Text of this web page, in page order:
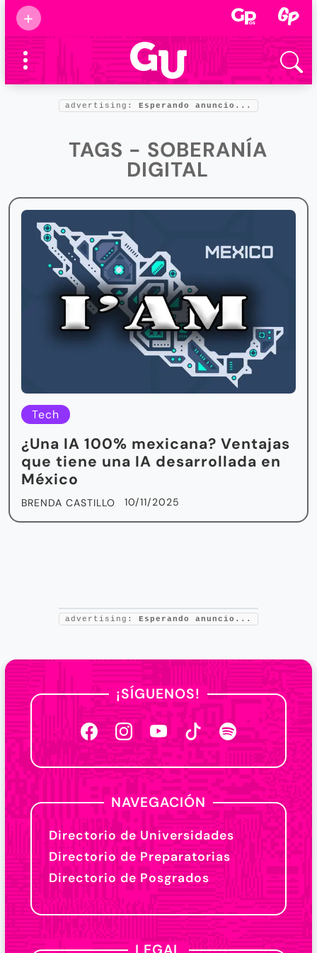
+
Supermamás
2025
Marcas de
confianza
Foro salud
advertising: Esperando anuncio...
TAGS - SOBERANÍA
DIGITAL
Tech
¿Una IA 100% mexicana? Ventajas
que tiene una IA desarrollada en
México
BRENDA CASTILLO 10/11/2025
advertising: Esperando anuncio...
¡SÍGUENOS!
NAVEGACIÓN
Directorio de Universidades
Directorio de Preparatorias
Directorio de Posgrados